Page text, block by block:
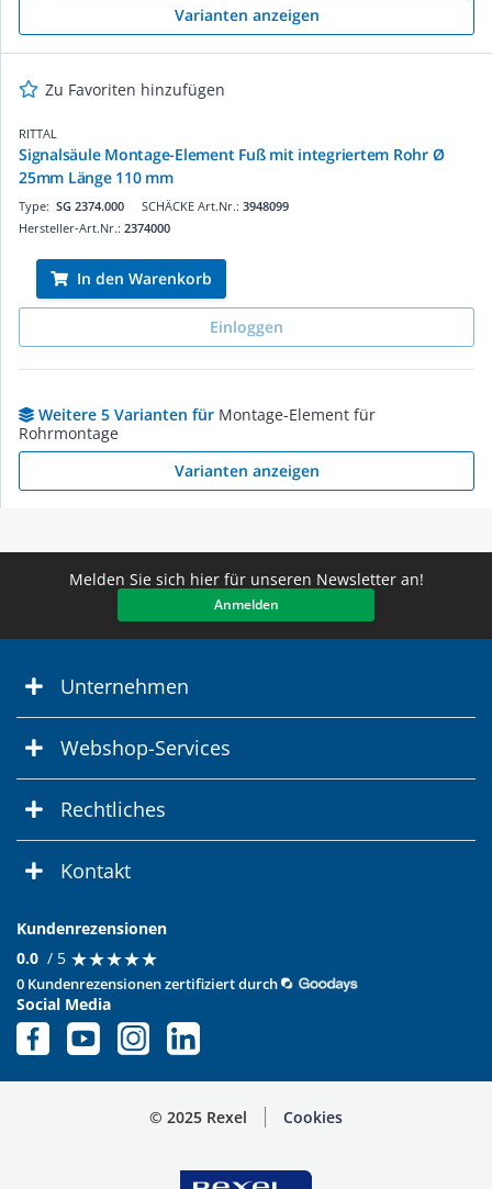
Varianten anzeigen
Zu Favoriten hinzufügen
RITTAL
Signalsäule Montage-Element Fuß mit integriertem Rohr Ø
25mm Länge 110 mm
SCHÄCKE Art.Nr.: 3948099
Type: SG 2374.000
Hersteller-Art.Nr.: 2374000
In den Warenkorb
Einloggen
Weitere 5 Varianten für Montage-Element für
Rohrmontage
Varianten anzeigen
Melden Sie sich hier für unseren Newsletter an!
Anmelden
Unternehmen
Webshop-Services
Rechtliches
Kontakt
Kundenrezensionen
0.0 / 5 ★★★★★
★★★★★
0 Kundenrezensionen zertifiziert durch
Social Media
© 2025 Rexel Cookies